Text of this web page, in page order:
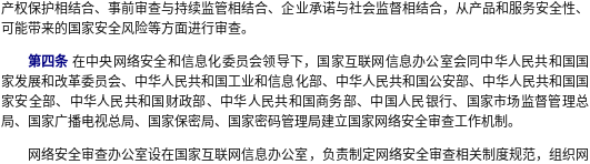
产权保护相结合、事前审查与持续监管相结合、企业承诺与社会监督相结合，从产品和服务安全性、
可能带来的国家安全风险等方面进行审查。
第四条 在中央网络安全和信息化委员会领导下，国家互联网信息办公室会同中华人民共和国国
家发展和改革委员会、中华人民共和国工业和信息化部、中华人民共和国公安部、中华人民共和国国
家安全部、中华人民共和国财政部、中华人民共和国商务部、中国人民银行、国家市场监督管理总
局、国家广播电视总局、国家保密局、国家密码管理局建立国家网络安全审查工作机制。
网络安全审查办公室设在国家互联网信息办公室，负责制定网络安全审查相关制度规范，组织网